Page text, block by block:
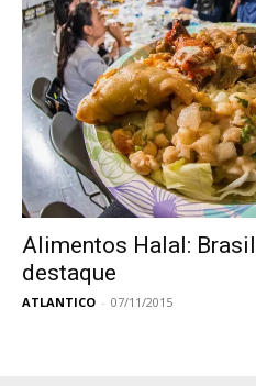
Alimentos Halal:
destaque
ATLANTICO - 07/11/2015